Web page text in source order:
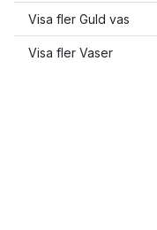
Visa fler Guld vas
Visa fler Vaser